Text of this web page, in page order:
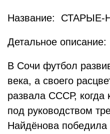
Название:
Детальное описание:
В Сочи футбол
века, а своего
развала СССР,
под руководством
Найдёнова победила